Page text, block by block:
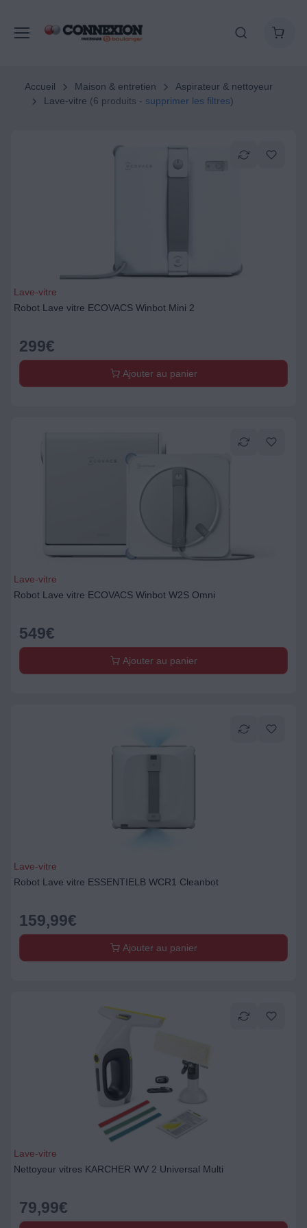
Accueil Maison & entretien
Aspirateur & nettoyeur
Lave-vitre (6 produits - supprimer les filtres)
Lave-vitre
Robot Lave vitre ECOVACS Winbot Mini 2
299€
Ajouter au panier
Lave-vitre
Robot Lave vitre ECOVACS Winbot W2S Omni
549€
Ajouter au panier
Lave-vitre
Robot Lave vitre ESSENTIELB WCR1 Cleanbot
159,99€
Ajouter au panier
Lave-vitre
Nettoyeur vitres KARCHER WV 2 Universal Multi
79,99€